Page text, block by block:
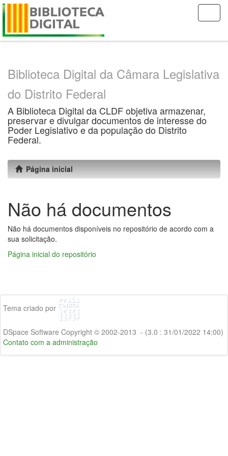
Skip
Biblioteca Digital da Câmara Legislativa
do Distrito Federal
A Biblioteca Digital da CLDF objetiva armazenar,
preservar e divulgar documentos de interesse do
Poder Legislativo e da população do Distrito
Federal.
Página inicial
Não há documentos
Não há documentos disponíveis no repositório de acordo com a
sua solicitação.
Página inicial do repositório
Tema criado por
DSpace Software Copyright © 2002-2013 - (3.0 : 31/01/2022 14:00)
Contato com a administração